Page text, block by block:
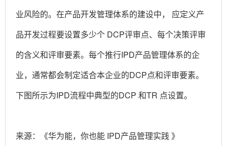
业风险的。在产品开发管理体系的建设中， 应定义产
品开发过程要设置多少个 DCP评审点、每个决策评审
的含义和评审要素。每个推行IPD产品管理体系的企
业，通常都会制定适合本企业的DCP点和评审要素。
下图所示为IPD流程中典型的DCP 和TR 点设置。
来源：《华为能，你也能 IPD产品管理实践 》